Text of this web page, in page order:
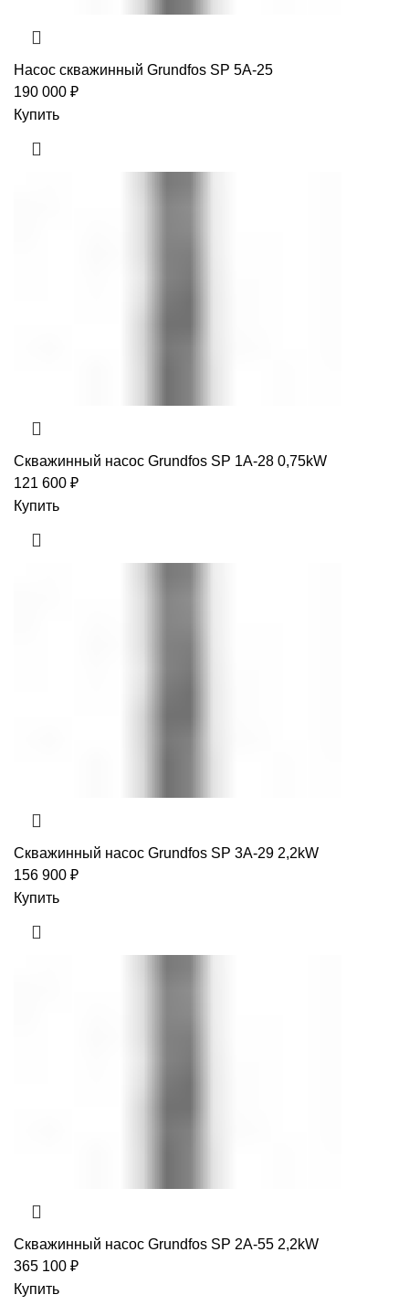
Насос скважинный Grundfos SP 5A-25
190 000 ₽
Купить
Скважинный насос Grundfos SP 1A-28 0,75kW
121 600 ₽
Купить
Скважинный насос Grundfos SP 3A-29 2,2kW
156 900 ₽
Купить
Скважинный насос Grundfos SP 2A-55 2,2kW
365 100 ₽
Купить